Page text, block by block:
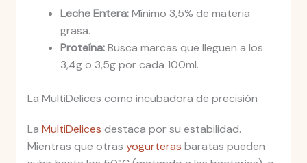
Leche Entera:Mínimo 3,5% de materia
grasa.
Proteína:Busca marcas que lleguen a los
3,4g o 3,5g por cada 100ml.
La MultiDelices como incubadora de precisión
La MultiDelices destaca por su estabilidad.
Mientras que otras yogurteras baratas pueden